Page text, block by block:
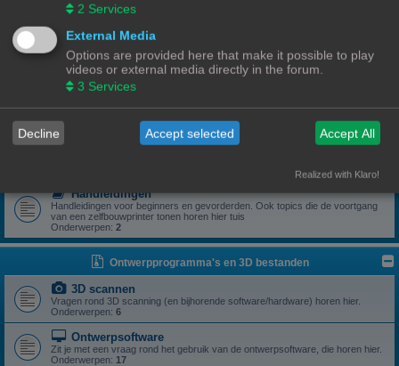
Vragen rond de opbouw en het gebruik van een zelfbouw
printer horen hier.
Wil je zelf een printer bouwen, heb je er eentje gebouwd en zit je met een
vraag. Dan is dit z'n plek.
Onderwerpen:13
Onderdelen
onderdeel? Dan is dit z'n plek.
Onderwerpen:
Handleidingen
Handleidingen voor beginners en gevorderden. Ook topics die de voortgang
van een zelfbouwprinter tonen horen hier tuis
Onderwerpen: 2
Ontwerpprogramma's en 3D bestanden
3D scannen
Vragen rond 3D scanning (en bijhorende software/hardware) horen hier.
Onderwerpen: 6
Ontwerpsoftware
Zit je met een vraag rond het gebruik van de ontwerpsoftware, die horen hier.
Onderwerpen: 17
2 Services
External Media
Options are provided here that make it possible to play
videos or external media directly in the forum.
3 Services
Decline Accept selected Accept All
Realized with Klaro!